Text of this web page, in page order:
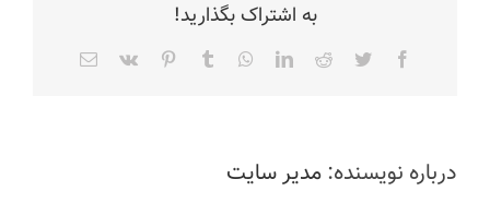
به اشتراک بگذارید!
Facebook
Twitter
Reddit
LinkedIn
WhatsApp
Tumblr
Pinterest
Vk ایمیل
درباره نویسنده:مدیر سایت